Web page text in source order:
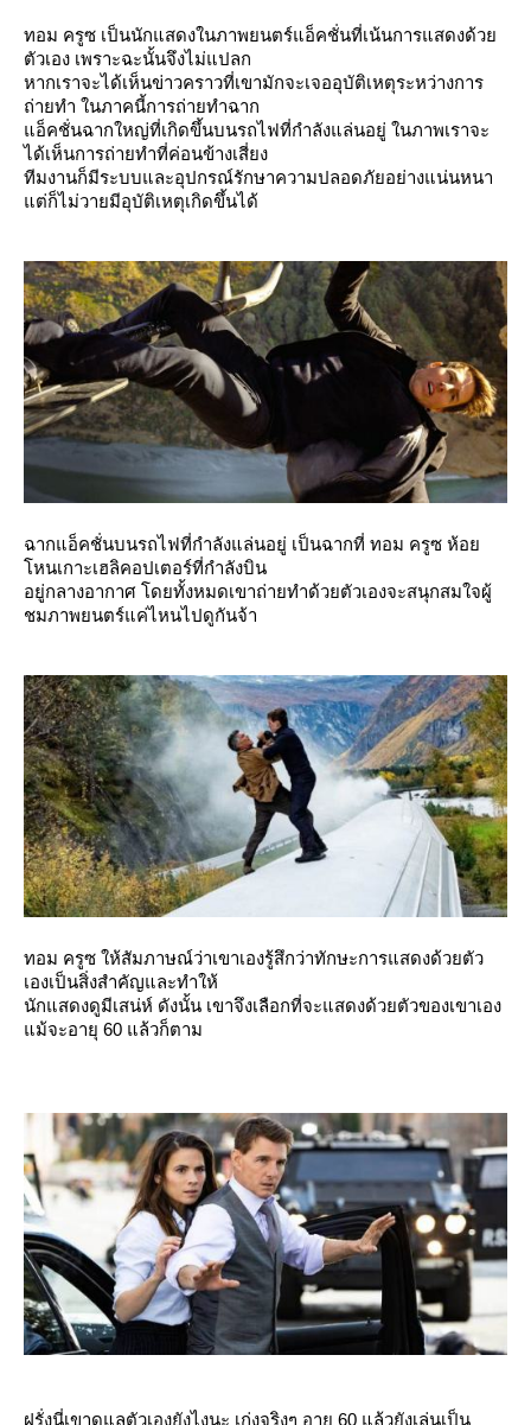
ทอม ครูซ เป็นนักแสดงในภาพยนตร์แอ็คชั่นที่เน้นการแสดงด้ว
ตัวเอง เพราะฉะนั้นจึงไม่แปลก
หากเราจะได้เห็นข่าวคราวที่เขามักจะเจออุบัติเหตุระหว่างการ
ถ่ายทำ ในภาคนี้การถ่ายทำฉาก
อ็คชั่นฉากใหญ่ที่เกิดขึ้นบนรถไฟที่กำลังแล่นอยู่ ในภาพเราจะ
ได้เห็นการถ่ายทำที่ค่อนข้างเสี่ยง
ทีมงานก็มีระบบและอุปกรณ์รักษาความปลอดภัยอย่างแน่นหนา
ต่ก็ไม่วายมีอุบัติเหตุเกิดขึ้นได้
ฉากแอ็คชั่นบนรถไฟที่กำลังแล่นอยู่ เป็นฉากที่ ทอม ครูซ ห้อ
หนเกาะเฮลิคอปเตอร์ที่กำลังบิน
อยู่กลางอากาศ โดยทั้งหมดเขาถ่ายทำด้วยตัวเองจะสนุกสมใจผู้
ชมภาพยนตร์แค่ไหนไปดูกันจ้า
ทอม ครูซ ให้สัมภาษณ์ว่าเขาเองรู้สึกว่าทักษะการแสดงด้วยตัว
เองเป็นสิ่งสำคัญและทำให้
นักแสดงดูมีเสน่ห์ ดังนั้น เขาจึงเลือกที่จะแสดงด้วยตัวของเขาเอง
ม้จะอายุ 60 แล้วก็ตาม
ฝรั่งนี่เขาดูแลตัวเองยังไงนะ เก่งจริงๆ อายุ 60 แล้วยังเล่นเป็น